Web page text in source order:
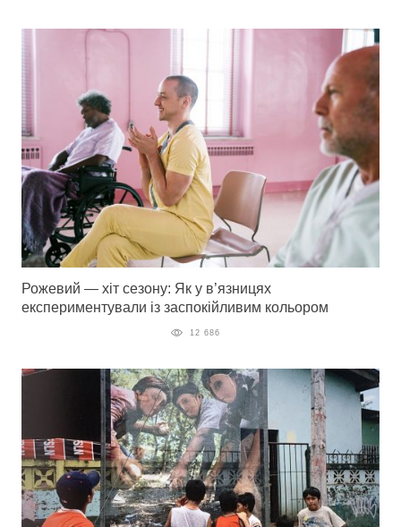
Рожевий — хіт сезону: Як у в’язницях
експериментували із заспокійливим кольором
12 686